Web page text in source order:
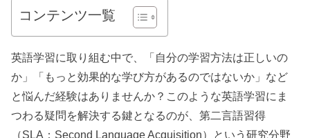
コンテンツ一覧
英語学習に取り組む中で、「自分の学習方法は正しいの
か」「もっと効果的な学び方があるのではないか」など
と悩んだ経験はありませんか？このような英語学習にま
つわる疑問を解決する鍵となるのが、第二言語習得
（SLA：Second Language Acquisition）という研究分野